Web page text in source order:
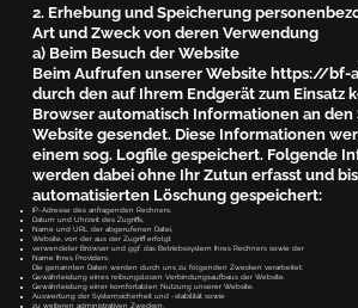
2. Erhebung und Speicherung
Art und Zweck von deren Verwendung
a) Beim Besuch der Website
Beim Aufrufen unserer Website https://bf-
durch den auf Ihrem Endgerät zum Einsatz
Browser automatisch Informationen an den
Website gesendet. Diese Informationen
einem sog. Logfile gespeichert. Folgende
werden dabei ohne Ihr Zutun erfasst und
automatisierten Löschung gespeichert:
IP-Adresse des anfragenden Rechners,
Datum und Uhrzeit des Zugriffs,
Name und URL der abgerufenen Datei,
Website, von der aus der Zugriff erfolgt
verwendeter Browser und ggf. das Betriebssystem Ihres Rechners sowie der
Name Ihres Providers.
Die genannten Daten werden durch uns zu folgenden Zwecken verarbeitet:
Gewährleistung eines reibungslosen Verbindungsaufbaus der Website,
Gewährleistung einer komfortablen Nutzung unserer Website,
Auswertung der Systemsicherheit und -stabilität sowie
zu weiteren administrativen Zwecken.